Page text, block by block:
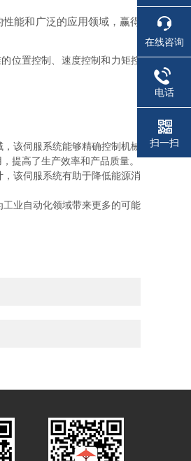
能和广泛的应用领域，赢得
位置控制、速度控制和力矩控
该伺服系统能够精确控制机械
提高了生产效率和产品质量。
该伺服系统有助于降低能源消
业自动化领域带来更多的可能
在线咨询
电话
扫一扫